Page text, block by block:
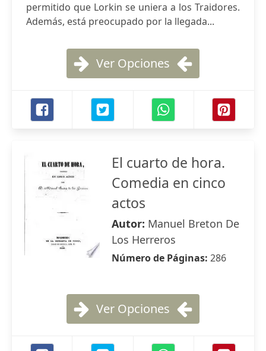
permitido que Lorkin se uniera a los Traidores.
Además, está preocupado por la llegada...
Ver Opciones
El cuarto de hora.
Comedia en cinco
actos
Autor: Manuel Breton De
Los Herreros
Número de Páginas: 286
Ver Opciones